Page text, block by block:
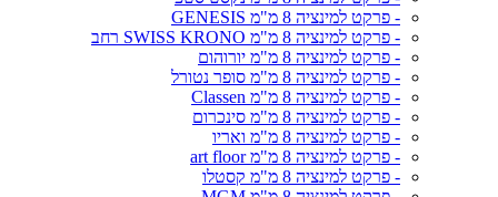
- פרקט למינציה 8 מ"מ GENESIS
- פרקט למינציה 8 מ"מ SWISS KRONO רחב
- פרקט למינציה 8 מ"מ יורוהום
- פרקט למינציה 8 מ"מ סופר נטורל
- פרקט למינציה 8 מ"מ Classen
- פרקט למינציה 8 מ"מ סינכרום
- פרקט למינציה 8 מ"מ ואריו
- פרקט למינציה 8 מ"מ art floor
- פרקט למינציה 8 מ"מ קסטלו